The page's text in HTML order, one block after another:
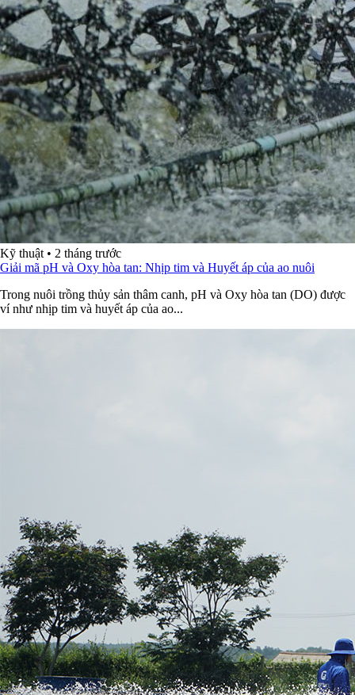
Kỹ thuật • 2 tháng trước
Giải mã pH và Oxy hòa tan: Nhịp tim và Huyết áp của ao nuôi
Trong nuôi trồng thủy sản thâm canh, pH và Oxy hòa tan (DO) được
ví như nhịp tim và huyết áp của ao...